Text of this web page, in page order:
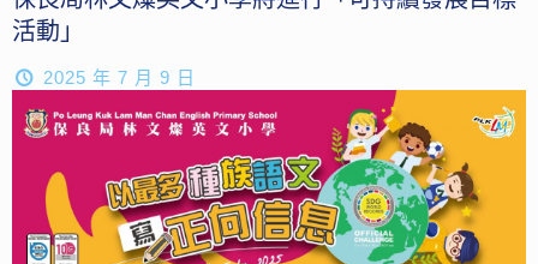
活動」
2025 年 7 月 9 日